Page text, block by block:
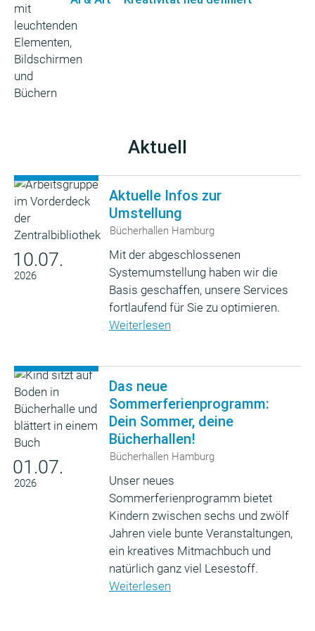
Aktuell
10.07.
2026
Aktuelle Infos zur
Umstellung
Bücherhallen Hamburg
Mit der abgeschlossenen
Systemumstellung haben wir die
Basis geschaffen, unsere Services
fortlaufend für Sie zu optimieren.
Weiterlesen
01.07.
2026
Das neue
Sommerferienprogramm:
Dein Sommer, deine
Bücherhallen!
Bücherhallen Hamburg
Unser neues
Sommerferienprogramm bietet
Kindern zwischen sechs und zwölf
Jahren viele bunte Veranstaltungen,
ein kreatives Mitmachbuch und
natürlich ganz viel Lesestoff.
Weiterlesen